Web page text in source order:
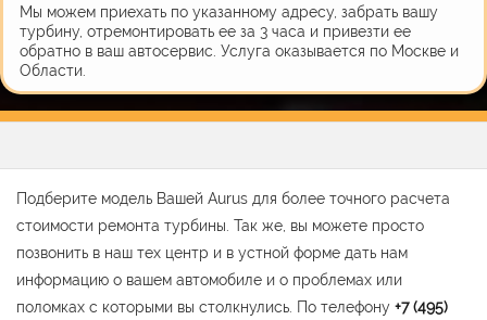
Мы можем приехать по указанному адресу, забрать вашу
турбину, отремонтировать ее за 3 часа и привезти ее
обратно в ваш автосервис. Услуга оказывается по Москве и
Области.
Подберите модель Вашей Aurus для более точного расчета
стоимости ремонта турбины. Так же, вы можете просто
позвонить в наш тех центр и в устной форме дать нам
информацию о вашем автомобиле и о проблемах или
поломках с которыми вы столкнулись. По телефону +7 (495)